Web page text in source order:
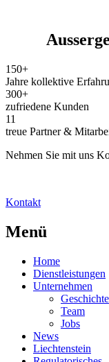
150+
Jahre kollektive
300+
zufriedene Kunden
11
treue Partner &
Nehmen Sie mit uns
Kontakt
Menü
Home
Dienstleistungen
Unternehmen
Geschichte
Team
Jobs
News
Liechtenstein